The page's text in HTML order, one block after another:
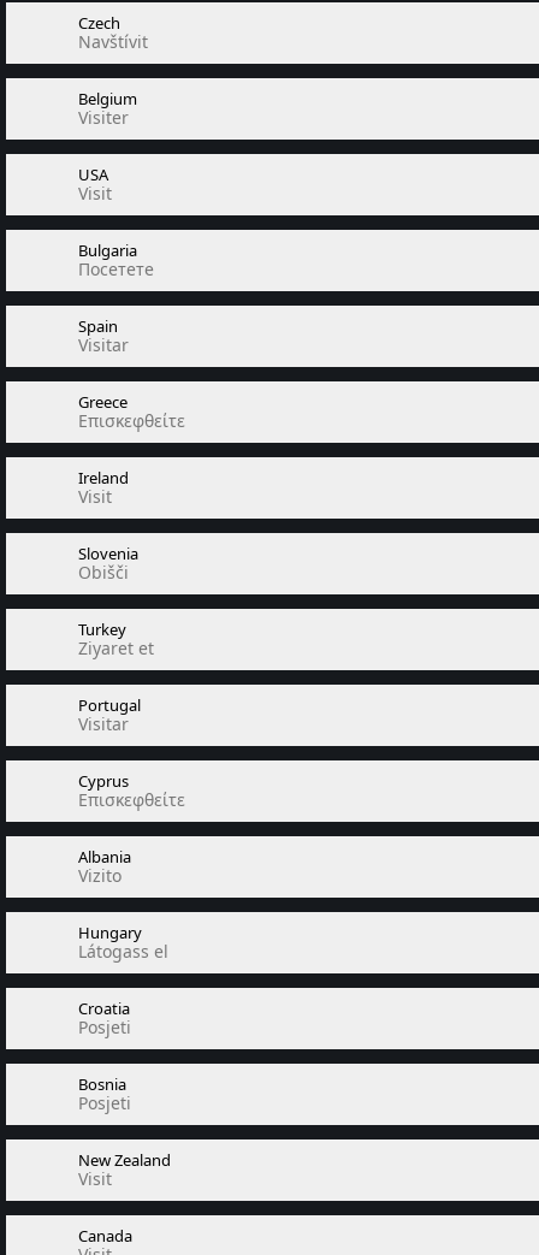
Czech
Navštívit
Belgium
Visiter
USA
Visit
Bulgaria
Посетете
Spain
Visitar
Greece
Επισκεφθείτε
Ireland
Visit
Slovenia
Obišči
Turkey
Ziyaret et
Portugal
Visitar
Cyprus
Επισκεφθείτε
Albania
Vizito
Hungary
Látogass el
Croatia
Posjeti
Bosnia
Posjeti
New Zealand
Visit
Canada